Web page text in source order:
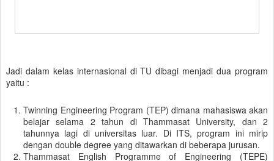
Jadi dalam kelas internasional di TU dibagi menjadi dua program
yaitu :
Twinning Engineering Program (TEP) dimana mahasiswa akan
belajar selama 2 tahun di Thammasat University, dan 2
tahunnya lagi di universitas luar. Di ITS, program ini mirip
dengan double degree yang ditawarkan di beberapa jurusan.
Thammasat English Programme of Engineering (TEPE)